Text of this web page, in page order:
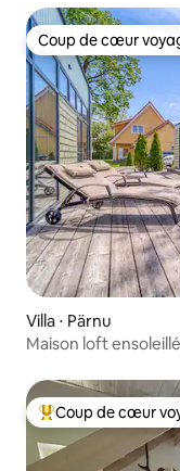
Coup de cœur
Coup de cœur
Villa ⋅ Pärnu
Maison loft
Coups de cœur
Coup de cœur